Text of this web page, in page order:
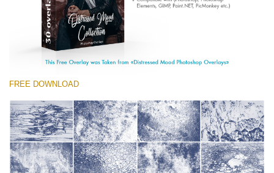
Large 6000*4000px
Free download
FREE DOWNLOAD